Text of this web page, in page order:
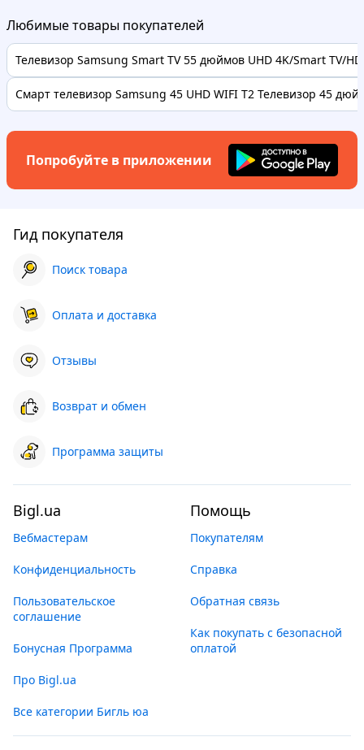
Любимые товары покупателей
Телевизор Samsung Smart TV 55 дюймов UHD 4K/Smart TV/
Смарт телевизор Samsung 45 UHD WIFI Т2 Телевизор 45
Попробуйте в приложении
Гид покупателя
Поиск товара
Оплата и доставка
Отзывы
Возврат и обмен
Программа защиты
Bigl.ua
Вебмастерам
Конфиденциальность
Пользовательское
соглашение
Бонусная Программа
Про Bigl.ua
Все категории Бигль юа
Помощь
Покупателям
Справка
Обратная связь
Как покупать с безопасной
оплатой